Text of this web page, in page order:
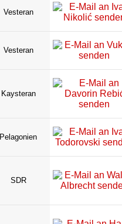
Vesteran
Vesteran
Kaysteran
Pelagonien
SDR